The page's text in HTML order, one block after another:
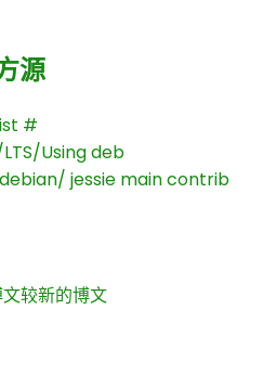
源
#
Using deb
jessie main contrib
较新的博文